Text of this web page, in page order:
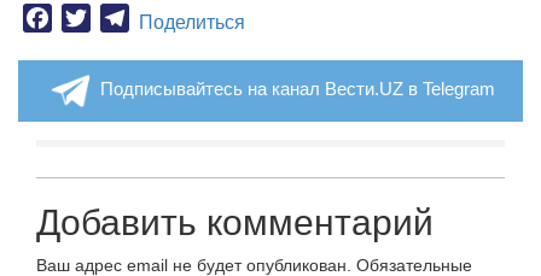
Facebook
TwitterTelegram
Поделиться
Подписывайтесь на канал Вести.UZ в Telegram
Добавить комментарий
Ваш адрес email не будет опубликован. Обязательные